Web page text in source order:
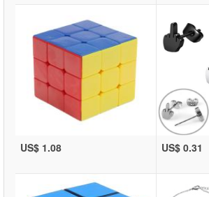
US$ 1.08 US$ 0.31